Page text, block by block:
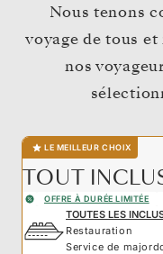
Nous tenons
voyage de tous
nos
LE MEILLEUR CHOIX
TOUT
OFFRE À DURÉE LIMITÉE
TOUTES LES
Restauration
Service de